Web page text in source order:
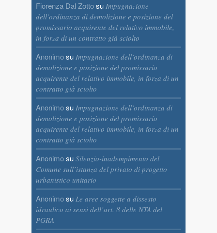
Fiorenza Dal Zottosu Impugnazione
dell’ordinanza di demolizione e posizione del
promissario acquirente del relativo immobile,
in forza di un contratto già sciolto
Anonimosu Impugnazione dell’ordinanza di
demolizione e posizione del promissario
acquirente del relativo immobile, in forza di un
contratto già sciolto
Anonimosu Impugnazione dell’ordinanza di
demolizione e posizione del promissario
acquirente del relativo immobile, in forza di un
contratto già sciolto
Anonimosu Silenzio-inadempimento del
Comune sull’istanza del privato di progetto
urbanistico unitario
Anonimosu Le aree soggette a dissesto
idraulico ai sensi dell’art. 8 delle NTA del
PGRA